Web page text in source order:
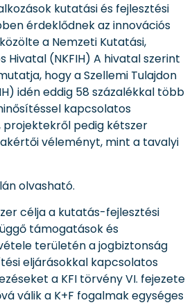
kutatási és fejlesztési
érdeklődnek az innovációs
a Nemzeti Kutatási,
Hivatal (NKFIH) A hivatal szerint
hogy a Szellemi Tulajdon
idén eddig 58 százalékkal több
kapcsolatos
pedig kétszer
véleményt, mint a tavalyi
olvasható.
célja a kutatás-fejlesztési
támogatások és
területén a jogbiztonság
eljárásokkal kapcsolatos
a KFI törvény VI. fejezete
válik a K+F fogalmak egységes